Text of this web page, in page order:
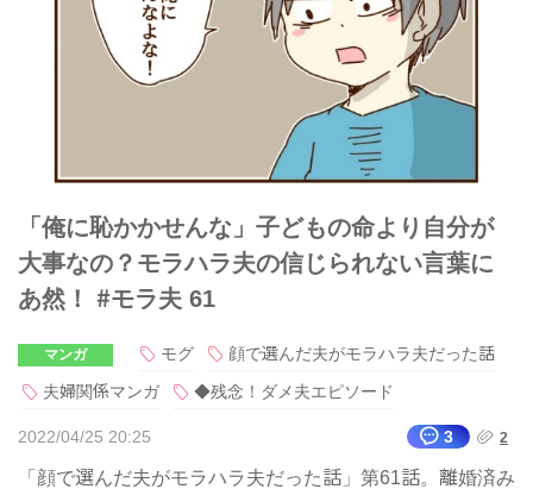
「俺に恥かかせんな」子どもの命より自分が
大事なの？モラハラ夫の信じられない言葉に
あ然！ #モラ夫 61
マンガ モグ
顔で選んだ夫がモラハラ夫だった話
夫婦関係マンガ
◆残念！ダメ夫エピソード
2022/04/25 20:25 3 2
「顔で選んだ夫がモラハラ夫だった話」第61話。離婚済み